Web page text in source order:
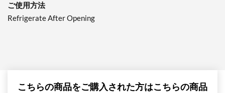
ご使用方法
Refrigerate After Opening
こちらの商品をご購入された方はこちらの商品